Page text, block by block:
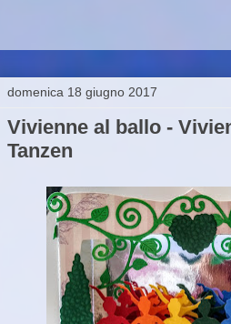
domenica 18 giugno 2017
Vivienne al ballo -
Tanzen